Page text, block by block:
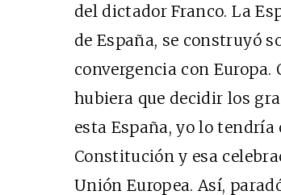
del dictador Franco. La
de España, se construyó
convergencia con Europa.
hubiera que decidir los
esta España, yo lo
Constitución y esa
Unión Europea. Así,